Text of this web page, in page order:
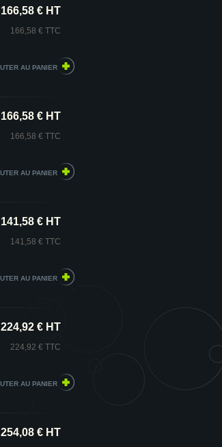
166,58 € HT
166,58 € TTC
166,58 € HT
166,58 € TTC
141,58 € HT
141,58 € TTC
224,92 € HT
224,92 € TTC
254,08 € HT